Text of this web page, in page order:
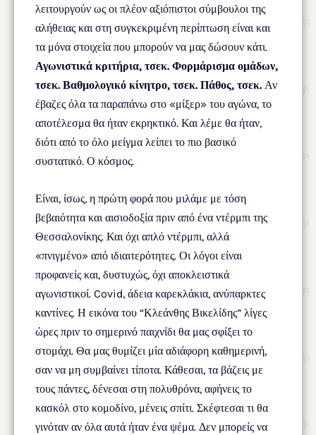
λειτουργούν ως οι πλέον αξιόπιστοι σύμβουλοι της
αλήθειας και στη συγκεκριμένη περίπτωση είναι και
τα μόνα στοιχεία που μπορούν να μας δώσουν κάτι.
Αγωνιστικά κριτήρια, τσεκ. Φορμάρισμα ομάδων,
τσεκ. Βαθμολογικό κίνητρο, τσεκ. Πάθος, τσεκ. Αν
έβαζες όλα τα παραπάνω στο «μίξερ» του αγώνα, το
αποτέλεσμα θα ήταν εκρηκτικό. Και λέμε θα ήταν,
διότι από το όλο μείγμα λείπει το πιο βασικό
συστατικό. Ο κόσμος.
Είναι, ίσως, η πρώτη φορά που μιλάμε με τόση
βεβαιότητα και αισιοδοξία πριν από ένα ντέρμπι της
Θεσσαλονίκης. Και όχι απλό ντέρμπι, αλλά
«πνιγμένο» από ιδιαιτερότητες. Οι λόγοι είναι
προφανείς και, δυστυχώς, όχι αποκλειστικά
αγωνιστικοί. Covid, άδεια καρεκλάκια, ανύπαρκτες
καντίνες. Η εικόνα του “Κλεάνθης Βικελίδης” λίγες
ώρες πριν το σημερινό παιχνίδι θα μας σφίξει το
στομάχι. Θα μας θυμίζει μία αδιάφορη καθημερινή,
σαν να μη συμβαίνει τίποτα. Κάθεσαι, τα βάζεις με
τους πάντες, δένεσαι στη πολυθρόνα, αφήνεις το
κασκόλ στο κομοδίνο, μένεις σπίτι. Σκέφτεσαι τι θα
γινόταν αν όλα αυτά ήταν ένα ψέμα. Δεν μπορείς να